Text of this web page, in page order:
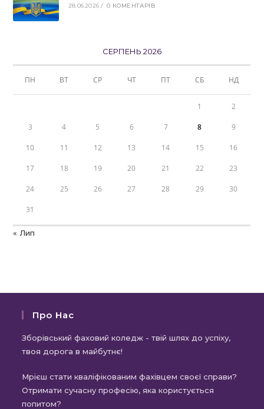
28.06.2026 / 0 КОМЕНТАРІВ
СЕРПЕНЬ 2026
ПН ВТ СР ЧТ ПТ СБ НД
1 2
3 4 5 6 7 8 9
10 11 12 13 14 15 16
17 18 19 20 21 22 23
24 25 26 27 28 29 30
31
« Лип
Про Нас
Зборівський фаховий коледж - твій шлях до успіху,
твоя дорога в майбутнє!
Мрієш стати кваліфікованим фахівцем своєї справи?
Отримати сучасну професію, яка користується
попитом?